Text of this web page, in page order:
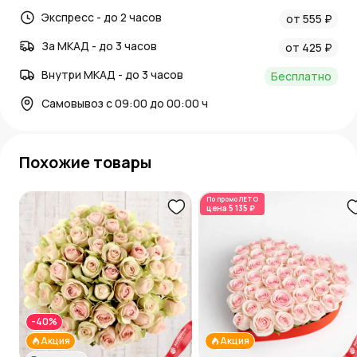
Экспресс - до 2 часов
от 555 ₽
За МКАД - до 3 часов
от 425 ₽
Внутри МКАД - до 3 часов
Бесплатно
Самовывоз с 09:00 до 00:00 ч
Похожие товары
Акция
-40%
По промоЛЕТО
цена 5 135 ₽
Акция